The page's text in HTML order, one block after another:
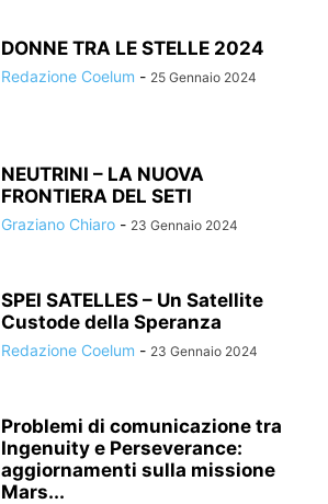
DONNE TRA LE STELLE 2024
Redazione Coelum - 25 Gennaio 2024
NEUTRINI – LA NUOVA
FRONTIERA DEL SETI
Graziano Chiaro - 23 Gennaio 2024
SPEI SATELLES – Un Satellite
Custode della Speranza
Redazione Coelum - 23 Gennaio 2024
Problemi di comunicazione tra
Ingenuity e Perseverance:
aggiornamenti sulla missione
Mars...